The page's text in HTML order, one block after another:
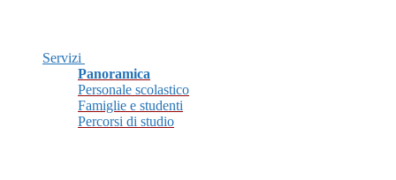
Servizi
Panoramica
Personale scolastico
Famiglie e studenti
Percorsi di studio